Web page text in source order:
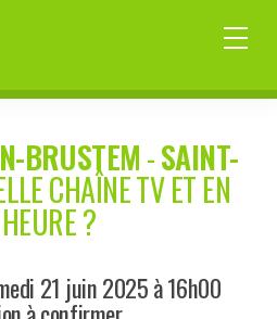
BRUSTEM-SAINT-
CHAÎNE TV ET EN
?
21 juin 2025 à 16h00